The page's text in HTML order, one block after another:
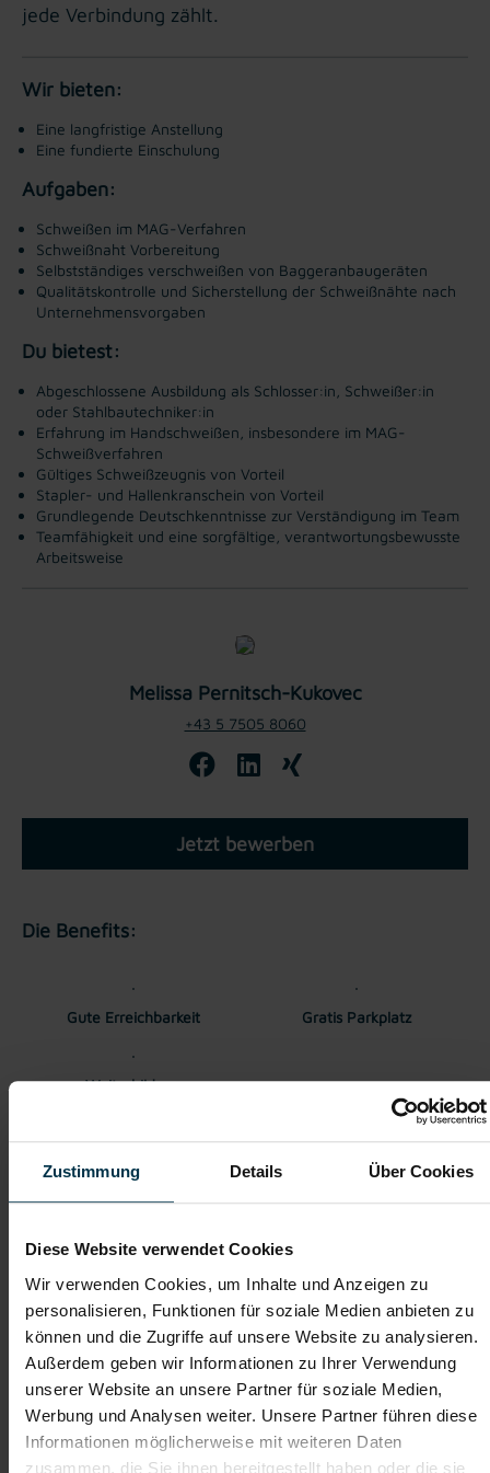
Zustimmung Details Über Cookies
Diese Website verwendet Cookies
Wir verwenden Cookies, um Inhalte und Anzeigen zu
personalisieren, Funktionen für soziale Medien anbieten zu
können und die Zugriffe auf unsere Website zu analysieren.
Außerdem geben wir Informationen zu Ihrer Verwendung
unserer Website an unsere Partner für soziale Medien,
Werbung und Analysen weiter. Unsere Partner führen diese
Informationen möglicherweise mit weiteren Daten
zusammen, die Sie ihnen bereitgestellt haben oder die sie
jede Verbindung zählt.
Wir bieten:
Eine langfristige Anstellung
Eine fundierte Einschulung
Aufgaben:
Schweißen im MAG-Verfahren
Schweißnaht Vorbereitung
Selbstständiges verschweißen von Baggeranbaugeräten
Qualitätskontrolle und Sicherstellung der Schweißnähte nach
Unternehmensvorgaben
Du bietest:
Abgeschlossene Ausbildung als Schlosser:in, Schweißer:in
oder Stahlbautechniker:in
Erfahrung im Handschweißen, insbesondere im MAG-
Schweißverfahren
Gültiges Schweißzeugnis von Vorteil
Stapler- und Hallenkranschein von Vorteil
Grundlegende Deutschkenntnisse zur Verständigung im Team
Teamfähigkeit und eine sorgfältige, verantwortungsbewusste
Arbeitsweise
Melissa Pernitsch-Kukovec
+43 5 7505 8060
Jetzt bewerben
Die Benefits:
Gute Erreichbarkeit Gratis Parkplatz
Weiterbildung
Gehalt
Berufserfahrung möglich.
TTI AUSTRIA
Hinter jedem Erfolg steckt ein Talent.
Wir verstehen, dass es schwierig sein kann, den perfekten Job
zu finden, aber genau das ist unser Ziel: Einen Arbeitsplatz zu
finden, der genau den Vorstellungen, Bedürfnissen und
Wünschen unserer Bewerber*innen entspricht und sie auf ihren
Karriereweg zu begleiten.